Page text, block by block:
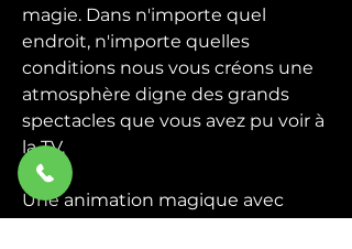
magie. Dans n'importe quel
endroit, n'importe quelles
conditions nous vous créons une
atmosphère digne des grands
spectacles que vous avez pu voir à
la TV.
Une animation magique avec